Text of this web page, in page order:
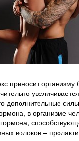
приносит
дополнительные силы
в организме
волокон –